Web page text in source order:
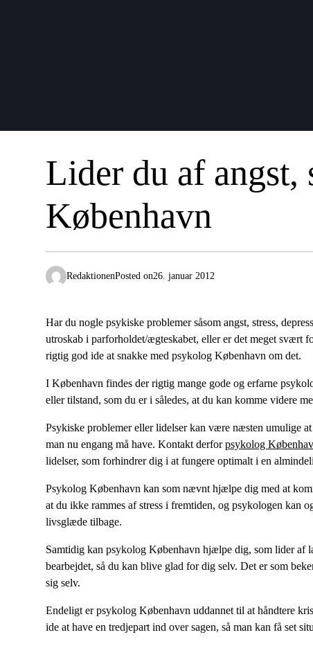
Lider du af angst,
København
RedaktionenPosted on26. januar 2012
Har du nogle psykiske problemer såsom angst, stress,
utroskab i parforholdet/ægteskabet, eller er det meget svært
rigtig god ide at snakke med psykolog København om det.
I København findes der rigtig mange gode og erfarne
eller tilstand, som du er i således, at du kan komme videre
Psykiske problemer eller lidelser kan være næsten umulige
man nu engang må have. Kontakt derforpsykolog
lidelser, som forhindrer dig i at fungere optimalt i en
Psykolog København kan som nævnt hjælpe dig med at
at du ikke rammes af stress i fremtiden, og psykologen kan
livsglæde tilbage.
Samtidig kan psykolog København hjælpe dig, som lider af
bearbejdet, så du kan blive glad for dig selv. Det er som
sig selv.
Endeligt er psykolog København uddannet til at håndtere
ide at have en tredjepart ind over sagen, så man kan få set